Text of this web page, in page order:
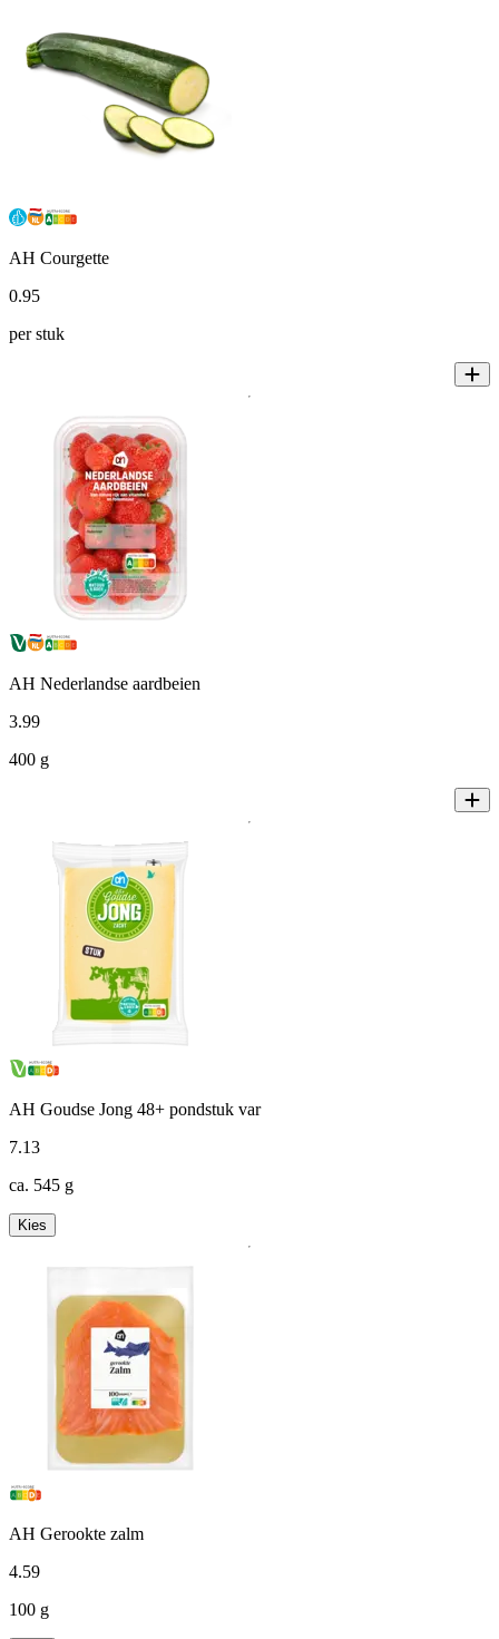
AH Courgette
0.95
per stuk
AH Nederlandse aardbeien
3.99
400 g
AH Goudse Jong 48+ pondstuk var
7.13
ca. 545 g
Kies
AH Gerookte zalm
4.59
100 g